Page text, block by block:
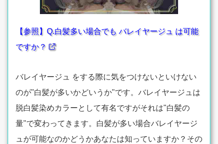
【参照】Q.白髪多い場合でも バレイヤージュ は可能
ですか？
バレイヤージュ をする際に気をつけないといけない
のが"白髪が多いかどいうか"です。バレイヤージュは
脱白髪染めカラーとして有名ですがそれは"白髪の
量"で変わってきます。白髪が多い場合バレイヤージ
ュが可能なのかどうかあなたは知っていますか？その